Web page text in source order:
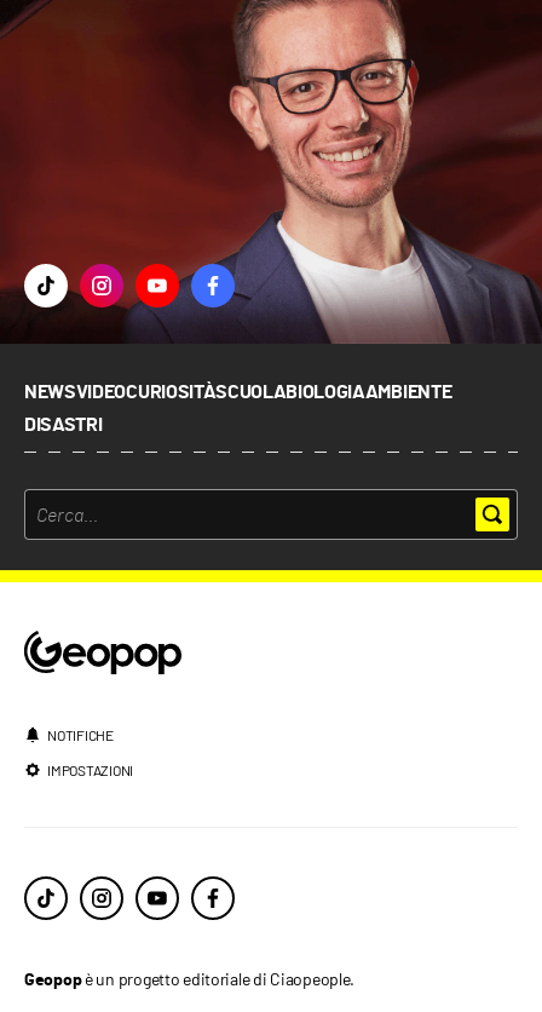
NEWSVIDEOCURIOSITÀSCUOLABIOLOGIAAMBIENTE
DISASTRI
NOTIFICHE
IMPOSTAZIONI
Geopopè un progetto editoriale di Ciaopeople.